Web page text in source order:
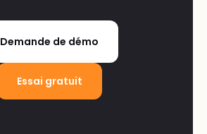
Demande de démo
Essai gratuit